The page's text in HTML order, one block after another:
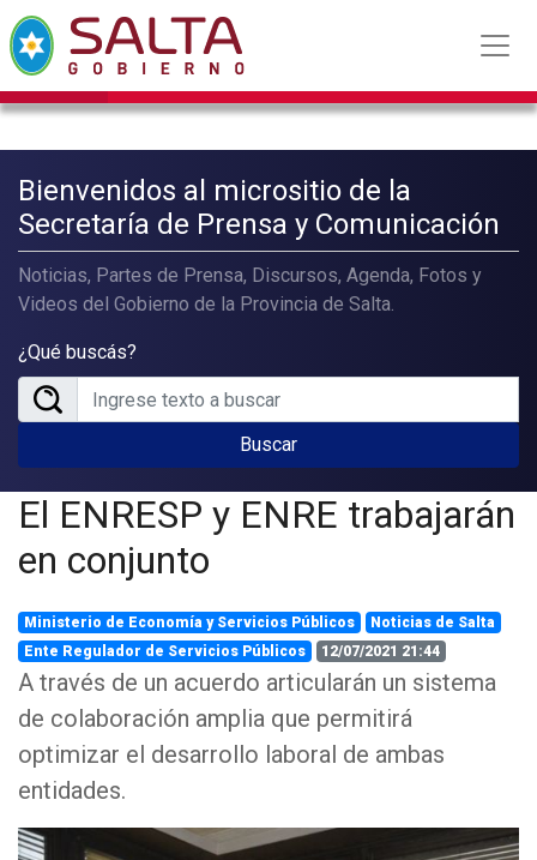
Bienvenidos al micrositio de la
Secretaría de Prensa y Comunicación
Noticias, Partes de Prensa, Discursos, Agenda, Fotos y
Videos del Gobierno de la Provincia de Salta.
¿Qué buscás?
Buscar
El ENRESP y ENRE trabajarán
en conjunto
Ministerio de Economía y Servicios Públicos
Noticias de Salta
Ente Regulador de Servicios Públicos
12/07/2021 21:44
A través de un acuerdo articularán un sistema
de colaboración amplia que permitirá
optimizar el desarrollo laboral de ambas
entidades.